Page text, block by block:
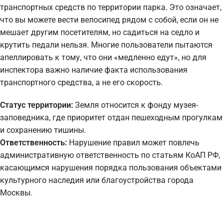
транспортных средств по территории парка. Это означает,
что вы можете вести велосипед рядом с собой, если он не
мешает другим посетителям, но садиться на седло и
крутить педали нельзя. Многие пользователи пытаются
апеллировать к тому, что они «медленно едут», но для
инспектора важно наличие факта использования
транспортного средства, а не его скорость.
Статус территории: Земля относится к фонду музея-
заповедника, где приоритет отдан пешеходным прогулкам
и сохранению тишины.
Ответственность: Нарушение правил может повлечь
административную ответственность по статьям КоАП РФ,
касающимся нарушения порядка пользования объектами
культурного наследия или благоустройства города
Москвы.